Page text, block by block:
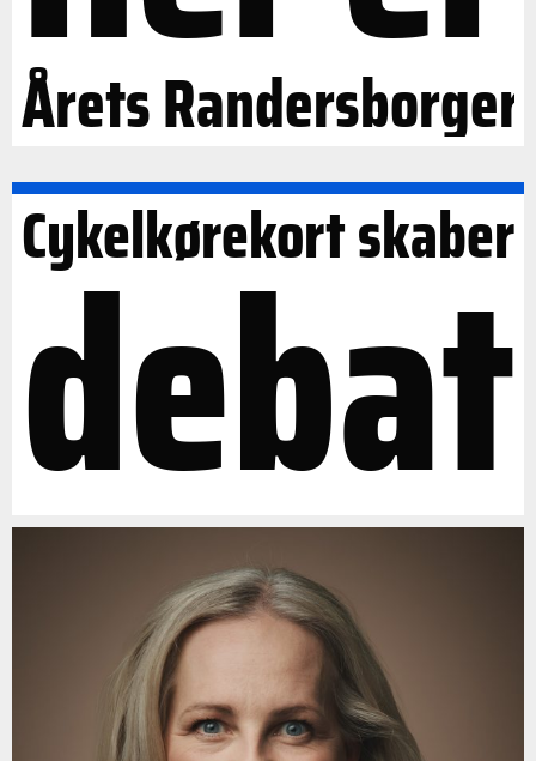
Årets Randersborger
Cykelkørekort skaber
debat